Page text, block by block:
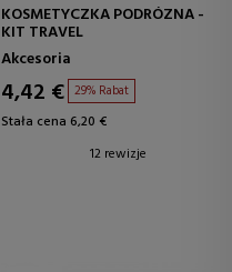
KOSMETYCZKA PODRÓZNA -
KIT TRAVEL
Akcesoria
4,42 € 29% Rabat
Stała cena 6,20 €
12 rewizje